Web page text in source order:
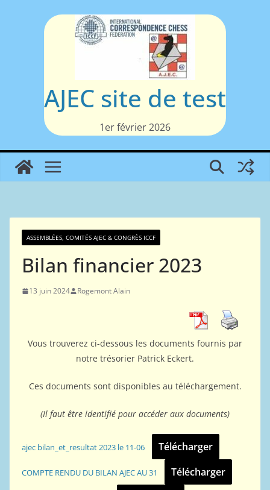
AJEC site de test
1er février 2026
ASSEMBLÉES, COMITÉS AJEC & CONGRÈS ICCF
Bilan financier 2023
13 juin 2024 Rogemont Alain
Vous trouverez ci-dessous les documents fournis par
notre trésorier Patrick Eckert.
Ces documents sont disponibles au téléchargement.
(Il faut être identifié pour accéder aux documents)
ajec bilan_et_resultat 2023 le 11-06 Télécharger
COMPTE RENDU DU BILAN AJEC AU 31 Télécharger